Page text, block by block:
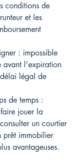
conditions de
et les
: impossible
avant l'expiration
légal de
de temps :
jouer la
un courtier
prêt immobilier
avantageuses.